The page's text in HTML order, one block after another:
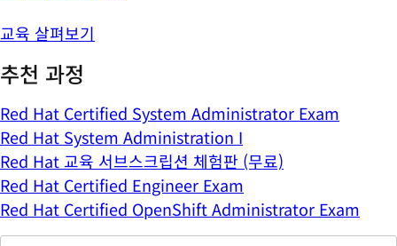
교육 살펴보기
추천 과정
Red Hat Certified System Administrator Exam
Red Hat System Administration I
Red Hat 교육 서브스크립션 체험판 (무료)
Red Hat Certified Engineer Exam
Red Hat Certified OpenShift Administrator Exam